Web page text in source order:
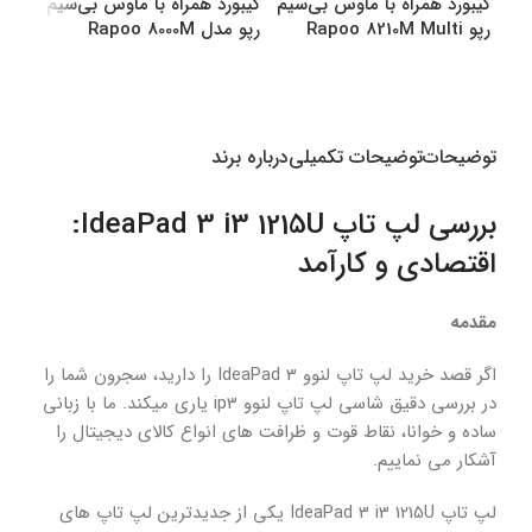
رپو Rapoo 8210M Multi
رپو مدل Rapoo 8000M
توضیحاتتوضیحات تکمیلیدرباره برند
بررسی لپ تاپ IdeaPad 3 i3 1215U:
اقتصادی و کارآمد
مقدمه
اگر قصد خرید لپ تاپ لنوو IdeaPad 3 را دارید، سجرون شما را
در بررسی دقیق شاسی لپ تاپ لنوو ip3 یاری میکند. ما با زبانی
ساده و خوانا، نقاط قوت و ظرافت های انواع کالای دیجیتال را
آشکار می نماییم.
لپ تاپ IdeaPad 3 i3 1215U یکی از جدیدترین لپ تاپ های